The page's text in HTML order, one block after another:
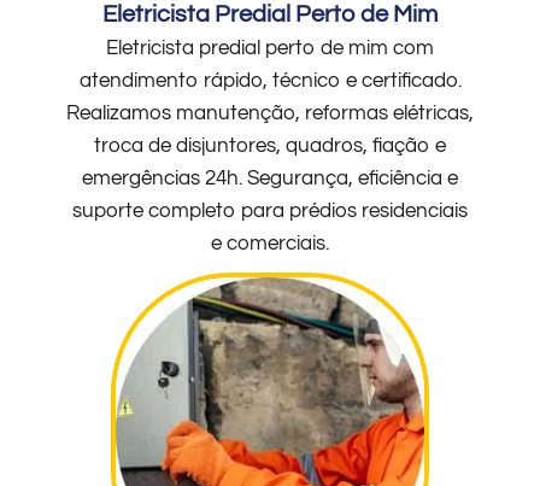
Eletricista Predial Perto de Mim
Eletricista predial perto de mim com
atendimento rápido, técnico e certificado.
Realizamos manutenção, reformas elétricas,
troca de disjuntores, quadros, fiação e
emergências 24h. Segurança, eficiência e
suporte completo para prédios residenciais
e comerciais.